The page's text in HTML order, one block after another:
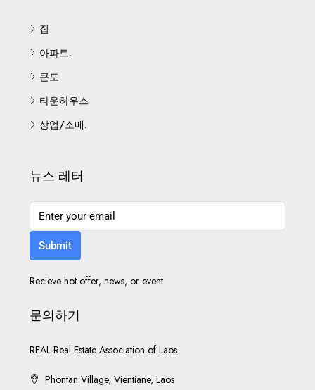
집
아파트.
콘도
타운하우스
상업/소매.
뉴스 레터
Submit
Recieve hot offer, news, or event
문의하기
REAL-Real Estate Association of Laos
Phontan Village, Vientiane, Laos